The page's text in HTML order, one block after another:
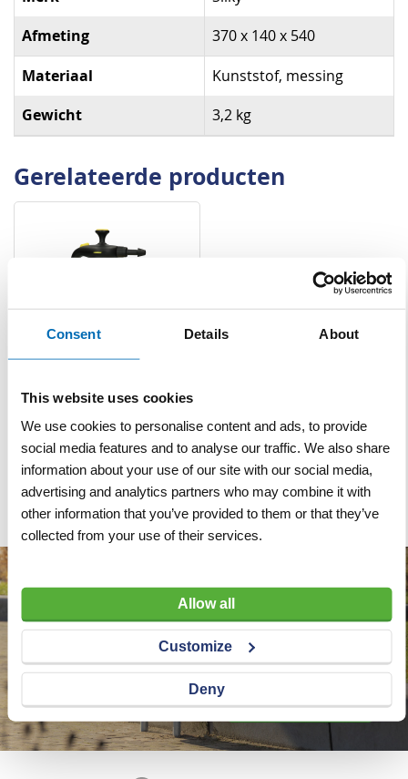
Consent Details About
This website uses cookies
We use cookies to personalise content and ads, to provide
social media features and to analyse our traffic. We also share
information about your use of our site with our social media,
advertising and analytics partners who may combine it with
other information that you’ve provided to them or that they’ve
collected from your use of their services.
Allow all
Customize
Deny
Afmeting 370 x 140 x 540
Materiaal Kunststof, messing
Gewicht 3,2 kg
Gerelateerde producten
VERLANGLIJST
VERGELIJKEN
Artnr p1525 excl. btw
€ 18,50